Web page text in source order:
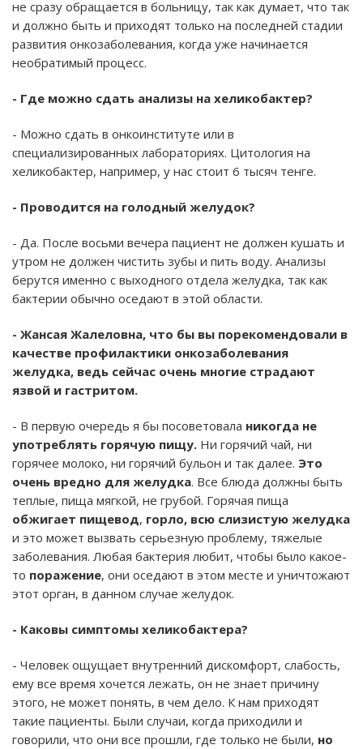
не сразу обращается в больницу, так как думает, что так
и должно быть и приходят только на последней стадии
развития онкозаболевания, когда уже начинается
необратимый процесс.
- Где можно сдать анализы на хеликобактер?
- Можно сдать в онкоинституте или в
специализированных лабораториях. Цитология на
хеликобактер, например, у нас стоит 6 тысяч тенге.
- Проводится на голодный желудок?
- Да. После восьми вечера пациент не должен кушать и
утром не должен чистить зубы и пить воду. Анализы
берутся именно с выходного отдела желудка, так как
бактерии обычно оседают в этой области.
- Жансая Жалеловна, что бы вы порекомендовали в
качестве профилактики онкозаболевания
желудка, ведь сейчас очень многие страдают
язвой и гастритом.
- В первую очередь я бы посоветовала никогда не
употреблять горячую пищу. Ни горячий чай, ни
горячее молоко, ни горячий бульон и так далее. Это
очень вредно для желудка. Все блюда должны быть
теплые, пища мягкой, не грубой. Горячая пища
обжигает пищевод, горло, всю слизистую желудка
и это может вызвать серьезную проблему, тяжелые
заболевания. Любая бактерия любит, чтобы было какое-
то поражение, они оседают в этом месте и уничтожают
этот орган, в данном случае желудок.
- Каковы симптомы хеликобактера?
- Человек ощущает внутренний дискомфорт, слабость,
ему все время хочется лежать, он не знает причину
этого, не может понять, в чем дело. К нам приходят
такие пациенты. Были случаи, когда приходили и
говорили, что они все прошли, где только не были, но